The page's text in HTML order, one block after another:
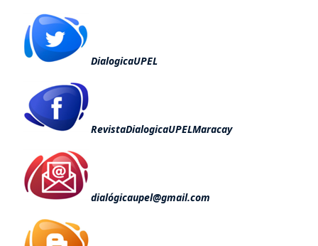
DialogicaUPEL
RevistaDialogicaUPELMaracay
dialógicaupel@gmail.com